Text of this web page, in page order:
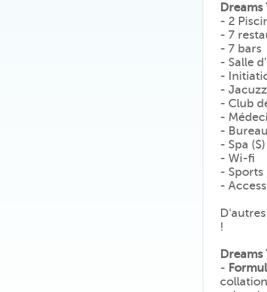
- 2
- 7
- 7 bars
- Salle
-
-
- Club
-
-
- Spa ($)
- Wi-fi
-
-
!
-